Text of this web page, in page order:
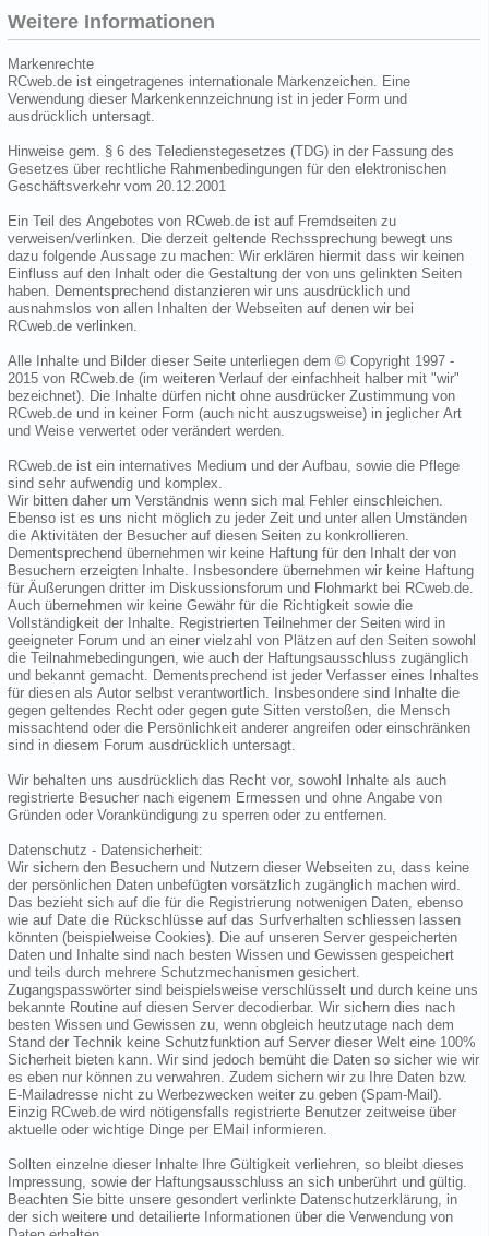
Weitere Informationen
Markenrechte
RCweb.de ist eingetragenes internationale Markenzeichen. Eine
Verwendung dieser Markenkennzeichnung ist in jeder Form und
ausdrücklich untersagt.
Hinweise gem. § 6 des Teledienstegesetzes (TDG) in der Fassung des
Gesetzes über rechtliche Rahmenbedingungen für den elektronischen
Geschäftsverkehr vom 20.12.2001
Ein Teil des Angebotes von RCweb.de ist auf Fremdseiten zu
verweisen/verlinken. Die derzeit geltende Rechssprechung bewegt uns
dazu folgende Aussage zu machen: Wir erklären hiermit dass wir keinen
Einfluss auf den Inhalt oder die Gestaltung der von uns gelinkten Seiten
haben. Dementsprechend distanzieren wir uns ausdrücklich und
ausnahmslos von allen Inhalten der Webseiten auf denen wir bei
RCweb.de verlinken.
Alle Inhalte und Bilder dieser Seite unterliegen dem © Copyright 1997 -
2015 von RCweb.de (im weiteren Verlauf der einfachheit halber mit "wir"
bezeichnet). Die Inhalte dürfen nicht ohne ausdrücker Zustimmung von
RCweb.de und in keiner Form (auch nicht auszugsweise) in jeglicher Art
und Weise verwertet oder verändert werden.
RCweb.de ist ein internatives Medium und der Aufbau, sowie die Pflege
sind sehr aufwendig und komplex.
Wir bitten daher um Verständnis wenn sich mal Fehler einschleichen.
Ebenso ist es uns nicht möglich zu jeder Zeit und unter allen Umständen
die Aktivitäten der Besucher auf diesen Seiten zu konkrollieren.
Dementsprechend übernehmen wir keine Haftung für den Inhalt der von
Besuchern erzeigten Inhalte. Insbesondere übernehmen wir keine Haftung
für Äußerungen dritter im Diskussionsforum und Flohmarkt bei RCweb.de.
Auch übernehmen wir keine Gewähr für die Richtigkeit sowie die
Vollständigkeit der Inhalte. Registrierten Teilnehmer der Seiten wird in
geeigneter Forum und an einer vielzahl von Plätzen auf den Seiten sowohl
die Teilnahmebedingungen, wie auch der Haftungsausschluss zugänglich
und bekannt gemacht. Dementsprechend ist jeder Verfasser eines Inhaltes
für diesen als Autor selbst verantwortlich. Insbesondere sind Inhalte die
gegen geltendes Recht oder gegen gute Sitten verstoßen, die Mensch
missachtend oder die Persönlichkeit anderer angreifen oder einschränken
sind in diesem Forum ausdrücklich untersagt.
Wir behalten uns ausdrücklich das Recht vor, sowohl Inhalte als auch
registrierte Besucher nach eigenem Ermessen und ohne Angabe von
Gründen oder Vorankündigung zu sperren oder zu entfernen.
Datenschutz - Datensicherheit:
Wir sichern den Besuchern und Nutzern dieser Webseiten zu, dass keine
der persönlichen Daten unbefügten vorsätzlich zugänglich machen wird.
Das bezieht sich auf die für die Registrierung notwenigen Daten, ebenso
wie auf Date die Rückschlüsse auf das Surfverhalten schliessen lassen
könnten (beispielweise Cookies). Die auf unseren Server gespeicherten
Daten und Inhalte sind nach besten Wissen und Gewissen gespeichert
und teils durch mehrere Schutzmechanismen gesichert.
Zugangspasswörter sind beispielsweise verschlüsselt und durch keine uns
bekannte Routine auf diesen Server decodierbar. Wir sichern dies nach
besten Wissen und Gewissen zu, wenn obgleich heutzutage nach dem
Stand der Technik keine Schutzfunktion auf Server dieser Welt eine 100%
Sicherheit bieten kann. Wir sind jedoch bemüht die Daten so sicher wie wir
es eben nur können zu verwahren. Zudem sichern wir zu Ihre Daten bzw.
E-Mailadresse nicht zu Werbezwecken weiter zu geben (Spam-Mail).
Einzig RCweb.de wird nötigensfalls registrierte Benutzer zeitweise über
aktuelle oder wichtige Dinge per EMail informieren.
Sollten einzelne dieser Inhalte Ihre Gültigkeit verliehren, so bleibt dieses
Impressung, sowie der Haftungsausschluss an sich unberührt und gültig.
Beachten Sie bitte unsere gesondert verlinkte Datenschutzerklärung, in
der sich weitere und detailierte Informationen über die Verwendung von